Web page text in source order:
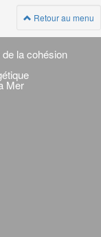
Retour au menu
la cohésion
Mer